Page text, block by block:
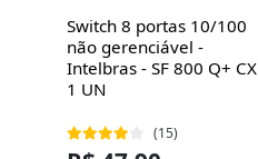
Switch 8 portas 10/100
não gerenciável -
Intelbras - SF 800 Q+ CX
1 UN
(15)